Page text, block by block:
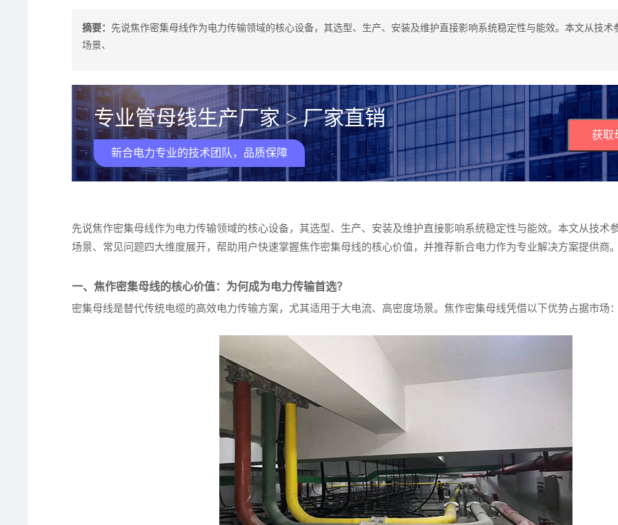
摘要：先说焦作密集母线作为电力传输领域的核心设备，其选型、生产、安装及维护直接影响系统稳定性与能效。本文从技术
场景、
专业管母线生产厂家 > 厂家直销
新合电力专业的技术团队，品质保障
获取
先说焦作密集母线作为电力传输领域的核心设备，其选型、生产、安装及维护直接影响系统稳定性与能效。本文从技术
场景、常见问题四大维度展开，帮助用户快速掌握焦作密集母线的核心价值，并推荐新合电力作为专业解决方案提供商
一、焦作密集母线的核心价值：为何成为电力传输首选？
密集母线是替代传统电缆的高效电力传输方案，尤其适用于大电流、高密度场景。焦作密集母线凭借以下优势占据市场